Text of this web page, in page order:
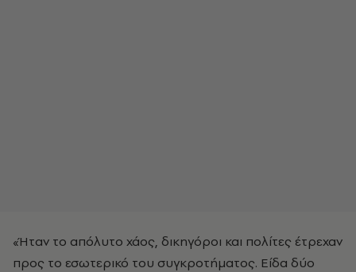
«Ήταν το απόλυτο χάος, δικηγόροι και πολίτες έτρεχαν
προς το εσωτερικό του συγκροτήματος. Είδα δύο